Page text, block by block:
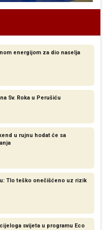
energijom za dio naselja
Sv. Roka u Perušiću
u rujnu hodat će sa
Tlo teško onečišćeno uz rizik
svijeta u programu Eco